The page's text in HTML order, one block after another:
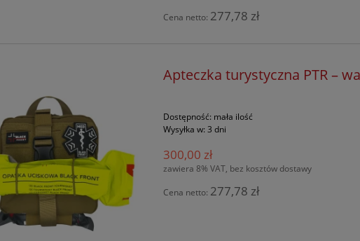
Cena netto: 277,78 zł
Apteczka turystyczna PTR –
Dostępność: mała ilość
Wysyłka w: 3 dni
300,00 zł
zawiera 8% VAT, bez kosztów dostawy
Cena netto: 277,78 zł